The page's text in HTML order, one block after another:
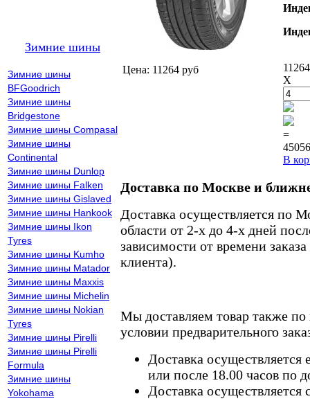
Зимние шины
Зимние шины
BFGoodrich
Зимние шины
Bridgestone
Зимние шины Compasal
Зимние шины
Continental
Зимние шины Dunlop
Зимние шины Falken
Зимние шины Gislaved
Зимние шины Hankook
Зимние шины Ikon
Tyres
Зимние шины Kumho
Зимние шины Matador
Зимние шины Maxxis
Зимние шины Michelin
Зимние шины Nokian
Tyres
Зимние шины Pirelli
Зимние шины Pirelli
Formula
Зимние шины
Yokohama
Цена: 11264 руб
X
=
В
Доставка по Москве и
Доставка осуществляется по
области от 2-х до 4-х дней
зависимости от времени
клиента).
Мы доставляем товар также
условии предварительного
Доставка осуществляется
или после 18.00 часов по
Доставка осуществляется